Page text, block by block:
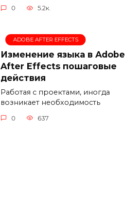
0 5.2к.
ADOBE AFTER EFFECTS
Изменение языка в Adobe
After Effects пошаговые
действия
Работая с проектами, иногда
возникает необходимость
0 637